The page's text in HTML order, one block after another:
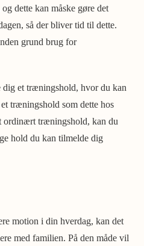
dette kan måske gøre det
så der bliver tid til dette.
grund brug for
dig et træningshold, hvor du kan
træningshold som dette hos
ordinært træningshold, kan du
hold du kan tilmelde dig
motion i din hverdag, kan det
med familien. På den måde vil